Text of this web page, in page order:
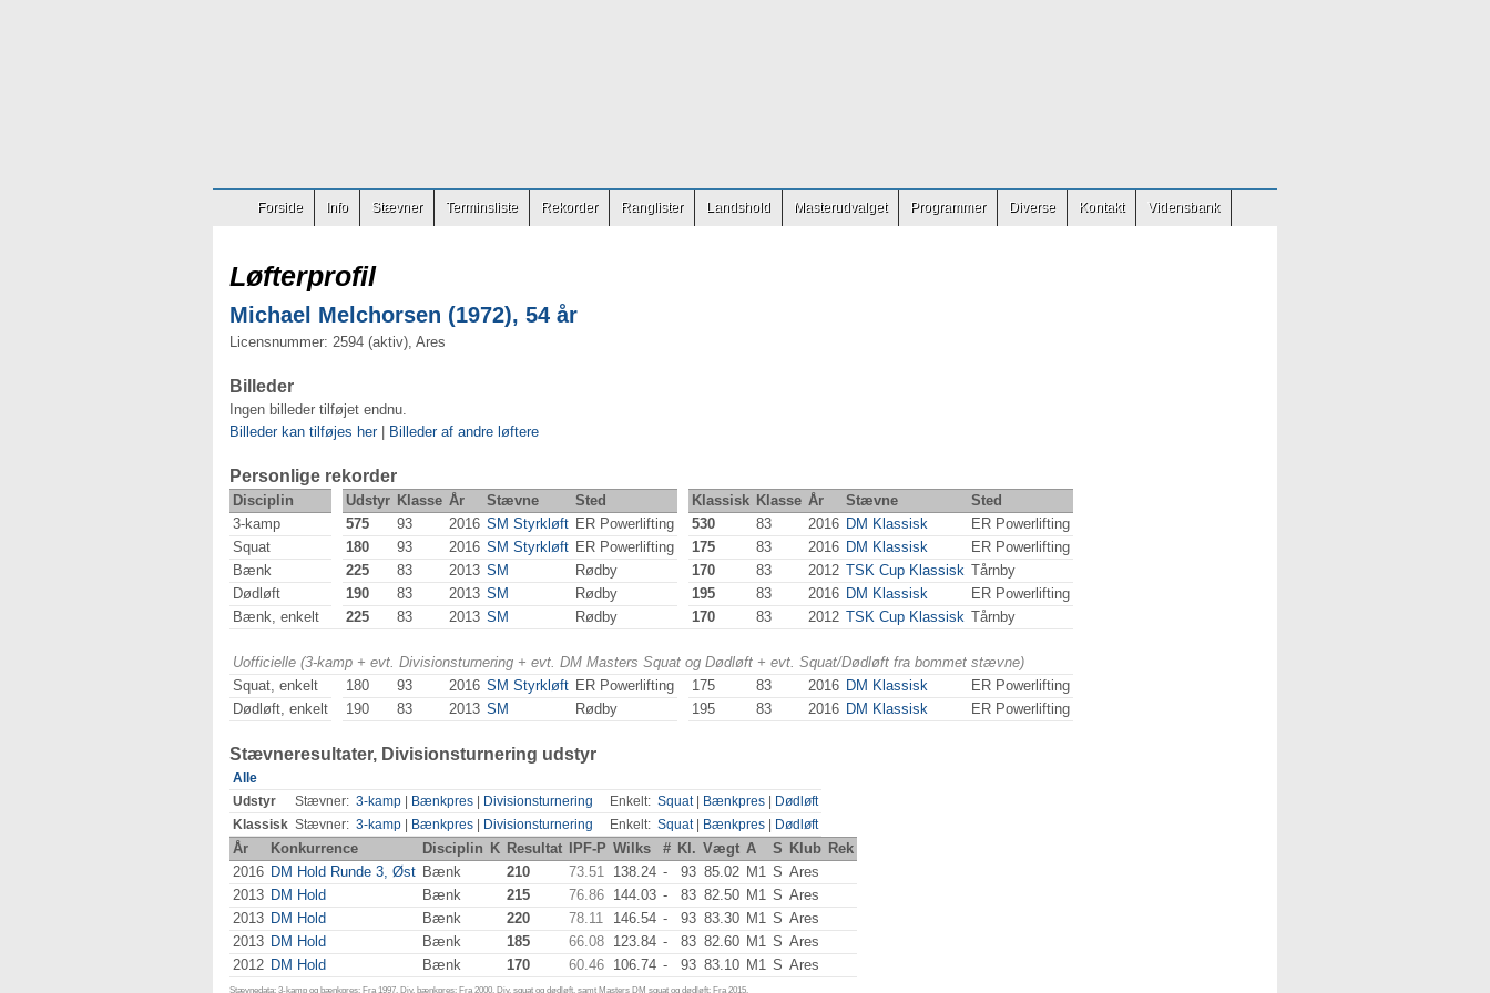
Forside Info Stævner Terminsliste Rekorder Ranglister Landshold Masterudvalget Programmer Diverse Kontakt Vidensbank
Løfterprofil
Michael Melchorsen (1972), 54 år
Licensnummer: 2594 (aktiv), Ares
Billeder
Ingen billeder tilføjet endnu.
Billeder kan tilføjes her| Billeder af andre løftere
Personlige rekorder
Disciplin Udstyr Klasse År Stævne Sted Klassisk Klasse År Stævne
Sted
3-kamp
575 93 2016 SM Styrkløft ER Powerlifting 530 83 2016 DM Klassisk
ER Powerlifting
Squat
180 93 2016 SM Styrkløft ER Powerlifting 175 83 2016 DM Klassisk
ER Powerlifting
Bænk
225 83 2013 SM Rødby 170 83 2012 TSK Cup Klassisk Tårnby
Dødløft
190 83 2013 SM Rødby 195 83 2016 DM Klassisk
ER Powerlifting
Bænk, enkelt
225 83 2013 SM Rødby 170 83 2012 TSK Cup Klassisk Tårnby
Uofficielle (3-kamp + evt. Divisionsturnering + evt. DM Masters Squat og Dødløft + evt. Squat/Dødløft fra bommet stævne)
Squat, enkelt
180 93 2016 SM Styrkløft ER Powerlifting 175 83 2016 DM Klassisk
ER Powerlifting
Dødløft, enkelt
190 83 2013 SM Rødby 195 83 2016 DM Klassisk ER Powerlifting
Stævneresultater, Divisionsturnering udstyr
Alle
Udstyr
Stævner: 3-kamp Bænkpres Divisionsturnering Enkelt: Squat| Bænkpres
Dødløft
Klassisk Stævner: 3-kamp Bænkpres Divisionsturnering Enkelt: Squat| Bænkpres Dødløft
År Konkurrence Disciplin K Resultat IPF-P Wilks # Kl. Vægt A S Klub Rek
2016 DM Hold Runde 3, Øst Bænk 210 73.51 138.24 - 93 85.02 M1 S Ares
2013 DM Hold Bænk 215 76.86 144.03 - 83 82.50 M1 S Ares
2013 DM Hold Bænk 220 78.11 146.54 - 93 83.30 M1 S Ares
2013 DM Hold Bænk 185 66.08 123.84 - 83 82.60 M1 S Ares
2012 DM Hold Bænk 170 60.46 106.74 - 93 83.10 M1 S Ares
Stævnedata: 3-kamp og bænkpres: Fra 1997. Div. bænkpres: Fra 2000. Div. squat og dødløft, samt Masters DM squat og dødløft: Fra 2015.